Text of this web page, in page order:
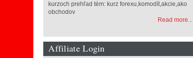
kurzoch prehľad tém: kurz forexu,komodít,akcie,ako
obchodov
Read more...
Affiliate Login